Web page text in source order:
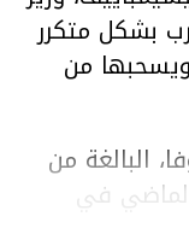
بشكل متكرر
من
البالغة من
الماضي في